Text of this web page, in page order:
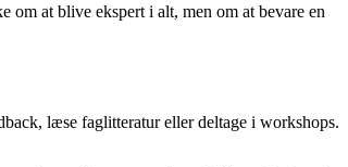
at blive ekspert i alt, men om at bevare en
læse faglitteratur eller deltage i workshops.